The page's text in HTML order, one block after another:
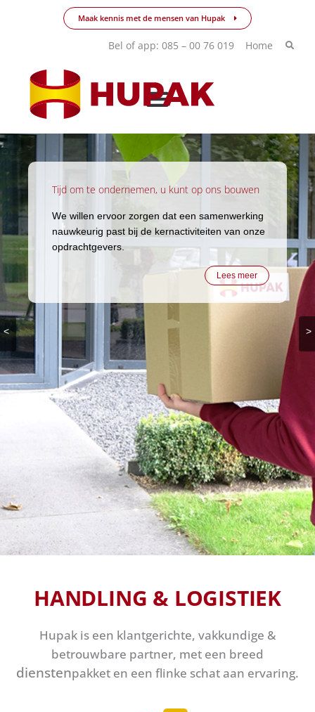
Maak kennis met de mensen van Hupak
Bel of app: 085 – 00 76 019 Home
< >
Tijd om te ondernemen, u kunt op ons bouwen
We willen ervoor zorgen dat een samenwerking
nauwkeurig past bij de kernactiviteiten van onze
opdrachtgevers.
Lees meer
HANDLING & LOGISTIEK
Hupak is een klantgerichte, vakkundige &
betrouwbare partner, met een breed
dienstenpakket en een flinke schat aan ervaring.